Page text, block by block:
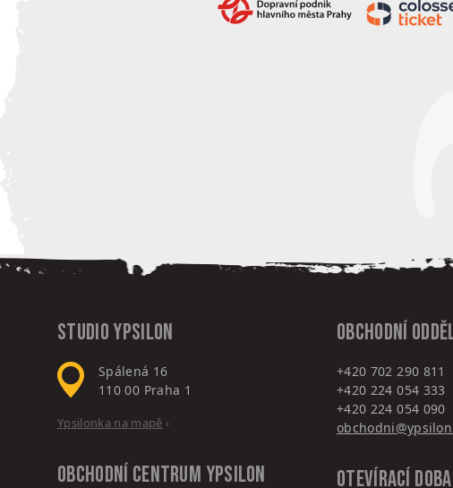
Studio Ypsilon
Spálená 16
110 00 Praha 1
Ypsilonka na mapě ›
Obchodní centrum Ypsilon
Obchodní
+420 702 290 811
+420 224 054 333
+420 224 054 090
Otevírací